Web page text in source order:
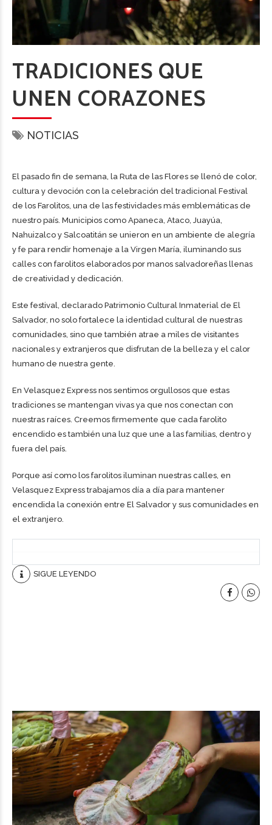
TRADICIONES QUE
UNEN CORAZONES
NOTICIAS
El pasado fin de semana, la Ruta de las Flores se llenó de color,
cultura y devoción con la celebración del tradicional Festival
de los Farolitos, una de las festividades más emblemáticas de
nuestro país. Municipios como Apaneca, Ataco, Juayúa,
Nahuizalco y Salcoatitán se unieron en un ambiente de alegría
y fe para rendir homenaje a la Virgen María, iluminando sus
calles con farolitos elaborados por manos salvadoreñas llenas
de creatividad y dedicación.
Este festival, declarado Patrimonio Cultural Inmaterial de El
Salvador, no solo fortalece la identidad cultural de nuestras
comunidades, sino que también atrae a miles de visitantes
nacionales y extranjeros que disfrutan de la belleza y el calor
humano de nuestra gente.
En Velasquez Express nos sentimos orgullosos que estas
tradiciones se mantengan vivas ya que nos conectan con
nuestras raíces. Creemos firmemente que cada farolito
encendido es también una luz que une a las familias, dentro y
fuera del país.
Porque así como los farolitos iluminan nuestras calles, en
Velasquez Express trabajamos día a día para mantener
encendida la conexión entre El Salvador y sus comunidades en
el extranjero.
SIGUE LEYENDO